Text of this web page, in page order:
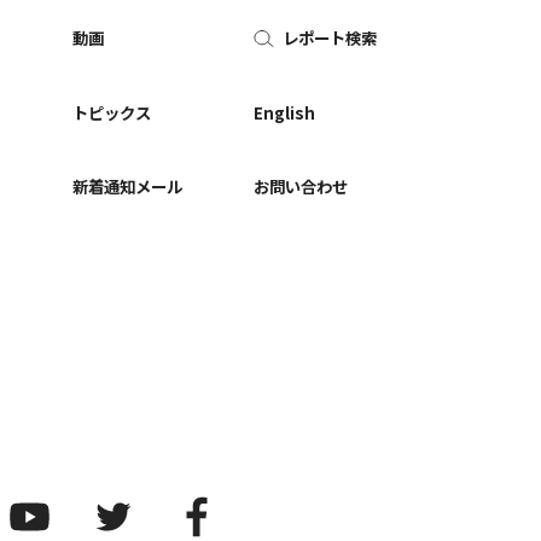
動画
トピックス
新着通知メール
レポート検索
English
お問い合わせ